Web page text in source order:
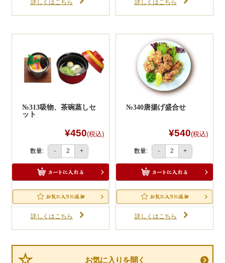
詳しくはこちら 詳しくはこちら
№313吸物、茶碗蒸しセ
ット
¥450(税込)
数量: - +
詳しくはこちら
№340唐揚げ盛合せ
¥540(税込)
数量: - +
詳しくはこちら
お気に入りを開く